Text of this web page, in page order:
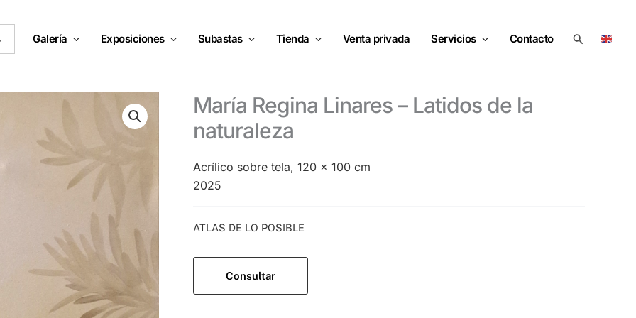
Galería Exposiciones Subastas Tienda Venta privada Servicios Contacto Buscar
María Regina Linares – Latidos de la
naturaleza
Acrílico sobre tela, 120 x 100 cm
2025
ATLAS DE LO POSIBLE
Consultar